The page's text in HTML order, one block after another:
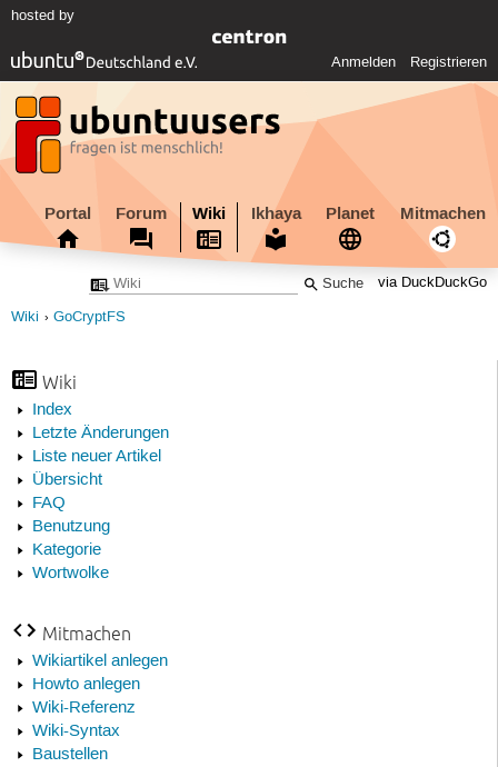
hosted by
Anmelden Registrieren
Portal Forum Wiki Ikhaya Planet Mitmachen
via DuckDuckGo
Wiki GoCryptFS
Wiki
Index
Letzte Änderungen
Liste neuer Artikel
Übersicht
FAQ
Benutzung
Kategorie
Wortwolke
Mitmachen
Wikiartikel anlegen
Howto anlegen
Wiki-Referenz
Wiki-Syntax
Baustellen